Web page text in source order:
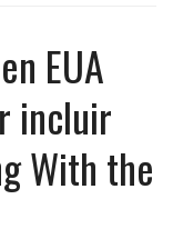
EUA
incluir
With the